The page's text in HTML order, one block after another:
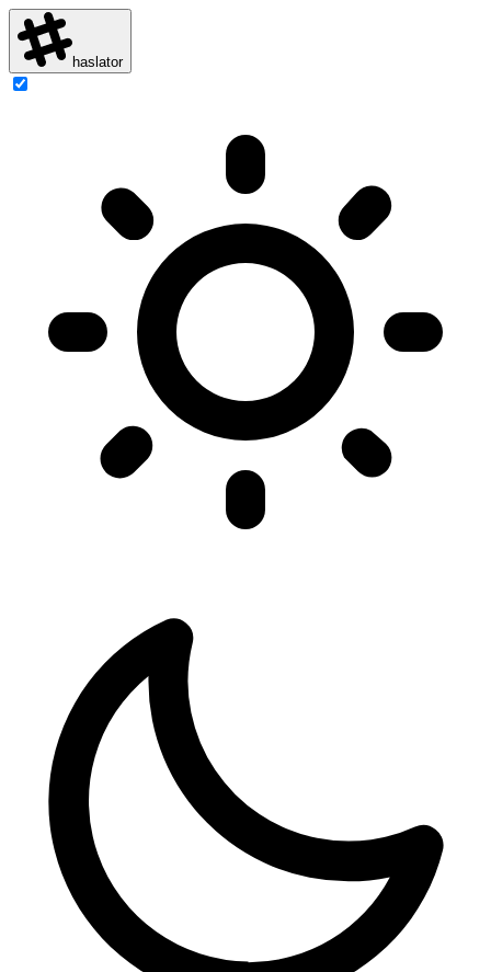
haslator